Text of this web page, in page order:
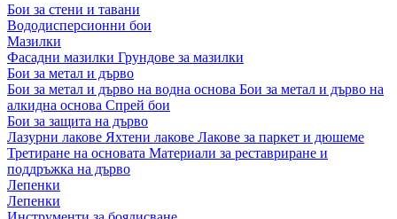
Бои за стени и тавани
Вододисперсионни бои
Мазилки
Фасадни мазилки Грундове за мазилки
Бои за метал и дърво
Бои за метал и дърво на водна основа Бои за метал и дърво на
алкидна основа Спрей бои
Бои за защита на дърво
Лазурни лакове Яхтени лакове Лакове за паркет и дюшеме
Третиране на основата Материали за реставриране и
поддръжка на дърво
Лепенки
Лепенки